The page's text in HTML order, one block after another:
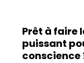
Prêt à faire
puissant
conscience